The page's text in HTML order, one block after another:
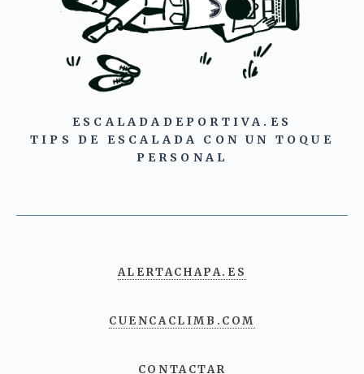
ESCALADADEPORTIVA.ES
TIPS DE ESCALADA CON UN TOQUE
PERSONAL
ALERTACHAPA.ES
CUENCACLIMB.COM
CONTACTAR